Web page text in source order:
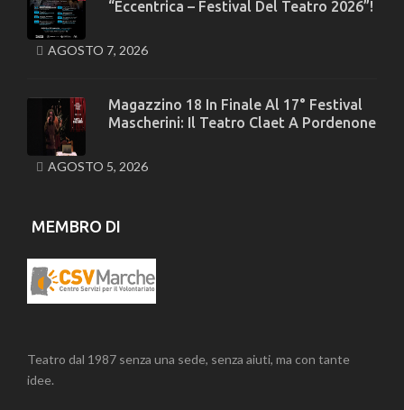
“Eccentrica – Festival Del Teatro 2026”!
AGOSTO 7, 2026
Magazzino 18 In Finale Al 17° Festival
Mascherini: Il Teatro Claet A Pordenone
AGOSTO 5, 2026
MEMBRO DI
Teatro dal 1987 senza una sede, senza aiuti, ma con tante
idee.